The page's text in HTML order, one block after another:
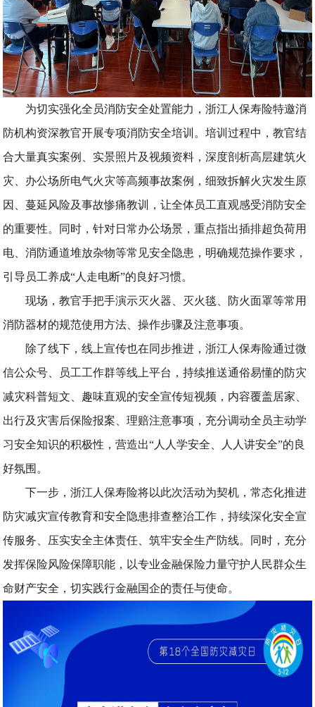
为切实强化全员消防安全处置能力，浙江人保寿险特邀消
防机构资深教官开展专项消防安全培训。培训过程中，教官结
合大量真实案例、实景照片及视频资料，深度剖析高层建筑火
灾、办公场所电气火灾等高频事故案例，细致拆解火灾发生原
因、蔓延风险及事故惨痛教训，让全体员工直观感受消防安全
的重要性。同时，针对日常办公场景，重点指出插排超负荷用
电、消防通道堆放杂物等常见安全隐患，明确规范操作要求，
引导员工养成“人走电断”的良好习惯。
现场，教官手把手演示灭火器、灭火毯、防火面罩等常用
消防器材的规范使用方法、操作步骤及注意事项。
除了线下，线上宣传也在同步推进，浙江人保寿险通过微
信公众号、员工工作群等线上平台，持续推送通俗易懂的防灾
减灾科普短文、趣味直观的安全宣传短视频，内容覆盖居家、
出行及灾害后保险报案、理赔注意事项，充分调动全员主动学
习安全知识的积极性，营造出“人人学安全、人人讲安全”的良
好氛围。
下一步，浙江人保寿险将以此次活动为契机，常态化推进
防灾减灾宣传教育和安全隐患排查整治工作，持续深化安全宣
传服务、压实安全主体责任、筑牢安全生产防线。同时，充分
发挥保险风险保障职能，以专业金融保险力量守护人民群众生
命财产安全，切实践行金融国企的责任与使命。